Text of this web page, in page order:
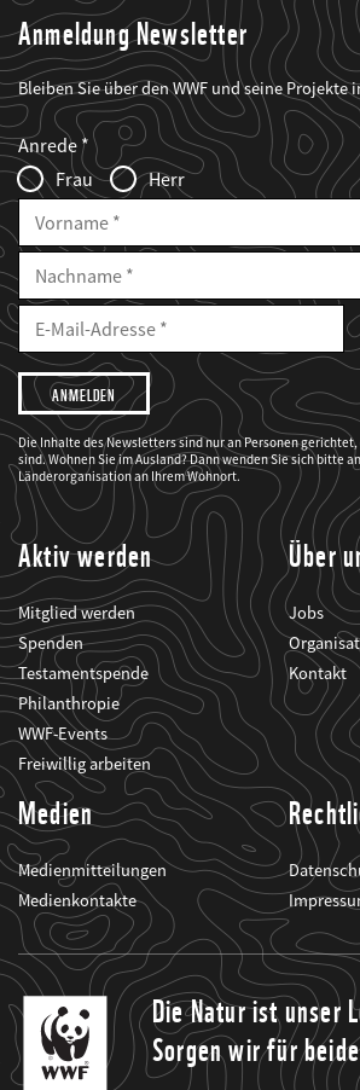
Anmeldung Newsletter
Bleiben Sie über den WWF und seine Projekte
Web2Case
Infofelder
Fieldset
anrede_name
Anrede
Frau
Herr
Vorname
Nachname
E-
Mailadresse
E-
Adresse
Ich
möchte,
dass
der
WWF
mich
über
seine
Projekte
informiert.
Die Inhalte des Newsletters sind nur an Personen
sind. Wohnen Sie im Ausland? Dann wenden Sie sich bitte
Länderorganisation an Ihrem Wohnort.
Aktiv werden
Mitglied werden
Spenden
Testamentspende
Philanthropie
WWF-Events
Freiwillig arbeiten
Über
Jobs
Kontakt
Medien
Medienmitteilungen
Medienkontakte
Die Natur ist unser
Sorgen wir für